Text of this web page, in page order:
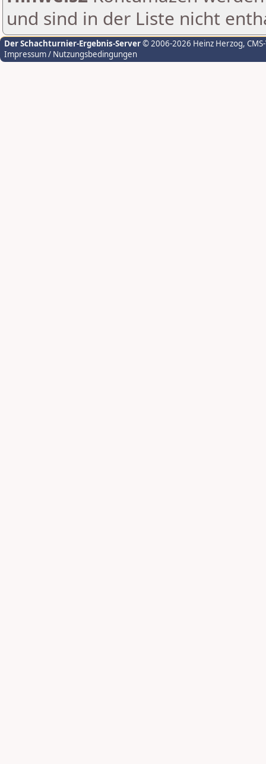
und sind in der Liste nicht
Der Schachturnier-Ergebnis-Server© 2006-2026 Heinz Herzog,
Impressum / Nutzungsbedingungen